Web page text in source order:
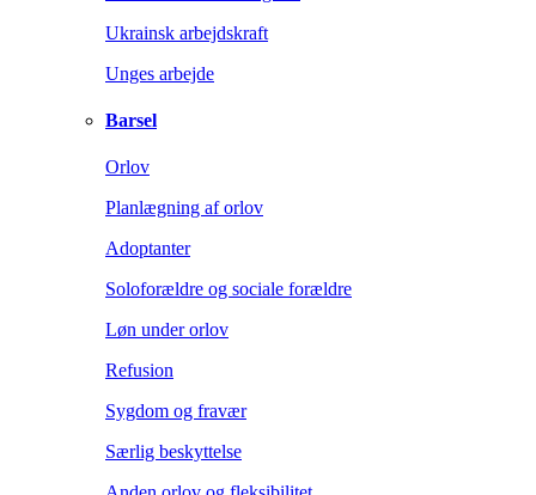
Ukrainsk arbejdskraft
Unges arbejde
Barsel
Orlov
Planlægning af orlov
Adoptanter
Soloforældre og sociale forældre
Løn under orlov
Refusion
Sygdom og fravær
Særlig beskyttelse